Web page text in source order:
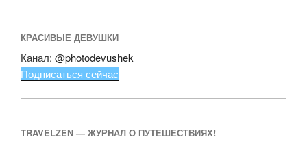
КРАСИВЫЕ ДЕВУШКИ
Канал: @photodevushek
Подписаться сейчас
TRAVELZEN — ЖУРНАЛ О ПУТЕШЕСТВИЯХ!